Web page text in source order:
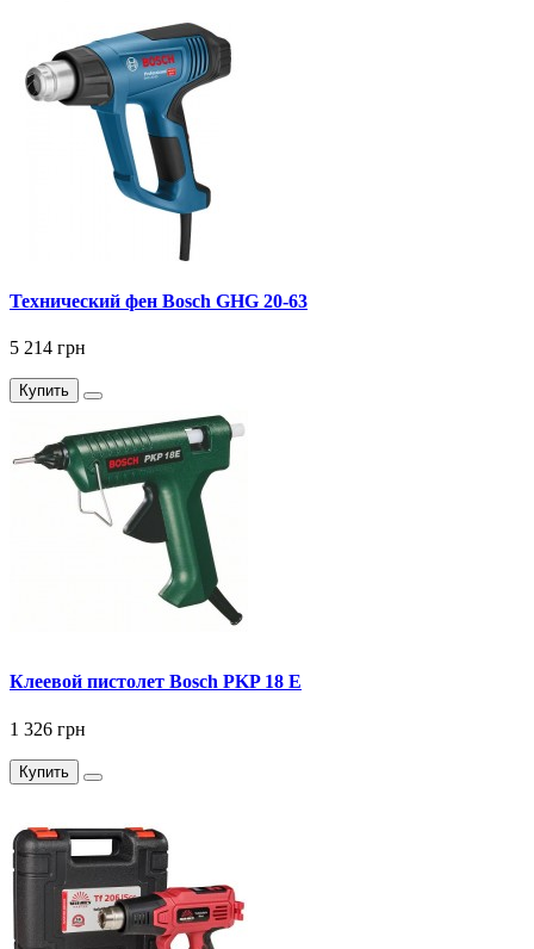
Технический фен Bosch GHG 20-63
5 214 грн
Купить
Клеевой пистолет Bosch PKP 18 E
1 326 грн
Купить